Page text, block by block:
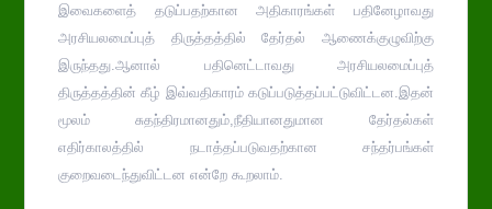
இவைகளைத் தடுப்பதற்கான அதிகாரங்கள் பதினேழாவது
அரசியலமைப்புத் திருத்தத்தில் தேர்தல் ஆணைக்குழுவிற்கு
இருந்தது.ஆனால் பதினெட்டாவது அரசியலமைப்புத்
திருத்தத்தின் கீழ் இவ்வதிகாரம் கடுப்படுத்தப்பட்டுவிட்டன.இதன்
மூலம் சுதந்திரமானதும்,நீதியானதுமான தேர்தல்கள்
எதிர்காலத்தில் நடாத்தப்படுவதற்கான சந்தர்பங்கள்
குறைவடைந்துவிட்டன என்றே கூறலாம்.